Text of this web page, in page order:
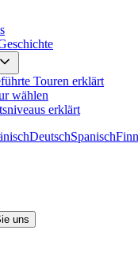
Touren erklärt
wählen
erklärt
DeutschSpanisch
uns